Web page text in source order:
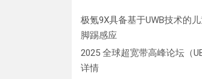
极氪9X具备基于UWB技术的
脚踢感应
2025 全球超宽带高峰论坛（
详情